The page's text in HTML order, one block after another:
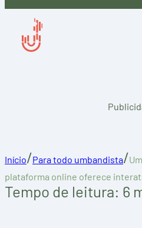
Início/Para todo umbandista/
plataforma online oferece
Tempo de leitura: 6